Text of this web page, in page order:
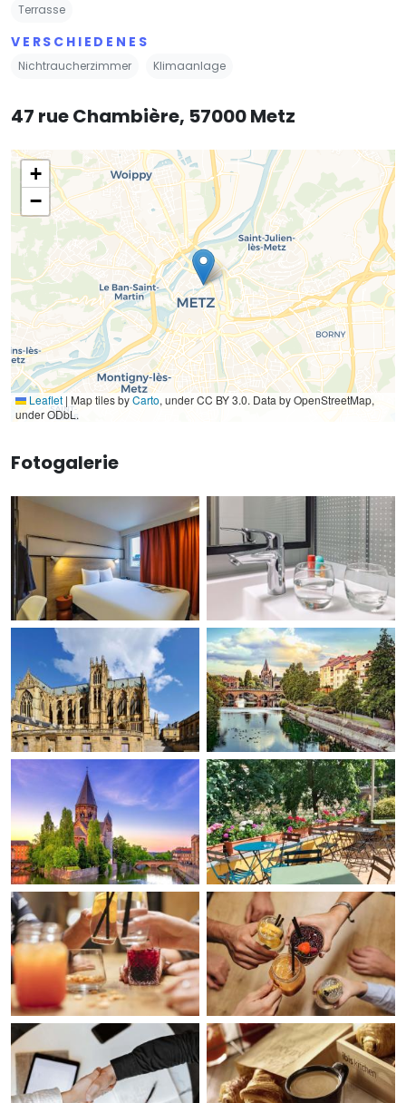
Terrasse
VERSCHIEDENES
Nichtraucherzimmer Klimaanlage
47 rue Chambière, 57000 Metz
+
−
Leaflet | Map tiles byCarto, under CC BY 3.0. Data by OpenStreetMap,
under ODbL.
Fotogalerie